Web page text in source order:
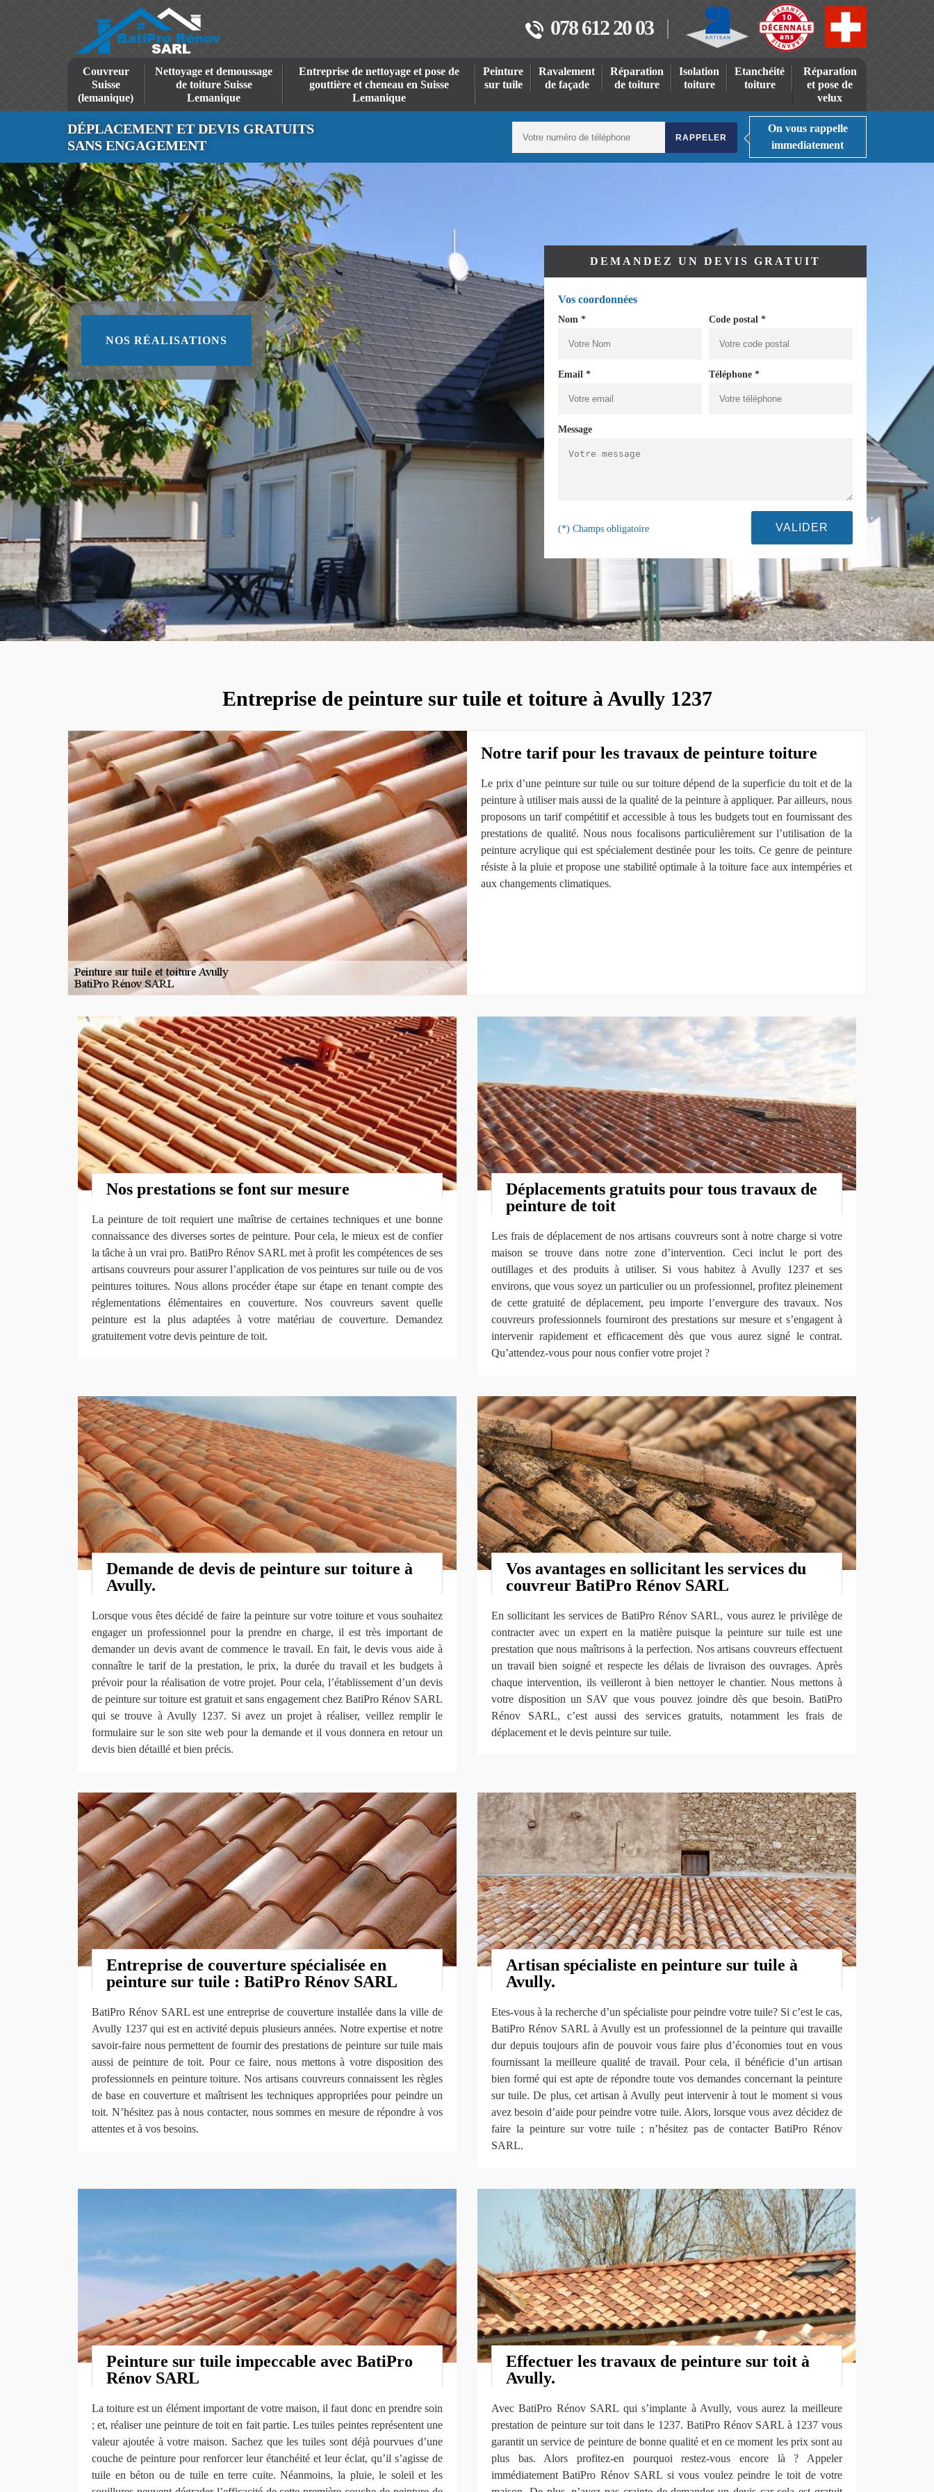
078 612 20 03
Couvreur
Suisse
(lemanique)
Nettoyage et demoussage
de toiture Suisse
Lemanique
Entreprise de nettoyage et pose de
gouttière et cheneau en Suisse
Lemanique
Peinture
sur tuile
Ravalement
de façade
Réparation
de toiture
Isolation
toiture
Etanchéité
toiture
Réparation
et pose de
velux
DÉPLACEMENT ET DEVIS GRATUITS
SANS ENGAGEMENT
On vous rappelle
immediatement
NOS RÉALISATIONS
DEMANDEZ UN DEVIS GRATUIT
Vos coordonnées
Nom * Code postal *
Email * Téléphone *
Message
(*) Champs obligatoire
Entreprise de peinture sur tuile et toiture à Avully 1237
Notre tarif pour les travaux de peinture toiture
Le prix d’une peinture sur tuile ou sur toiture dépend de la superficie du toit et de la
peinture à utiliser mais aussi de la qualité de la peinture à appliquer. Par ailleurs, nous
proposons un tarif compétitif et accessible à tous les budgets tout en fournissant des
prestations de qualité. Nous nous focalisons particulièrement sur l’utilisation de la
peinture acrylique qui est spécialement destinée pour les toits. Ce genre de peinture
résiste à la pluie et propose une stabilité optimale à la toiture face aux intempéries et
aux changements climatiques.
Nos prestations se font sur mesure
La peinture de toit requiert une maîtrise de certaines techniques et une bonne
connaissance des diverses sortes de peinture. Pour cela, le mieux est de confier
la tâche à un vrai pro. BatiPro Rénov SARL met à profit les compétences de ses
artisans couvreurs pour assurer l’application de vos peintures sur tuile ou de vos
peintures toitures. Nous allons procéder étape sur étape en tenant compte des
réglementations élémentaires en couverture. Nos couvreurs savent quelle
peinture est la plus adaptées à votre matériau de couverture. Demandez
gratuitement votre devis peinture de toit.
Déplacements gratuits pour tous travaux de
peinture de toit
Les frais de déplacement de nos artisans couvreurs sont à notre charge si votre
maison se trouve dans notre zone d’intervention. Ceci inclut le port des
outillages et des produits à utiliser. Si vous habitez à Avully 1237 et ses
environs, que vous soyez un particulier ou un professionnel, profitez pleinement
de cette gratuité de déplacement, peu importe l’envergure des travaux. Nos
couvreurs professionnels fourniront des prestations sur mesure et s’engagent à
intervenir rapidement et efficacement dès que vous aurez signé le contrat.
Qu’attendez-vous pour nous confier votre projet ?
Demande de devis de peinture sur toiture à
Avully.
Lorsque vous êtes décidé de faire la peinture sur votre toiture et vous souhaitez
engager un professionnel pour la prendre en charge, il est très important de
demander un devis avant de commence le travail. En fait, le devis vous aide à
connaître le tarif de la prestation, le prix, la durée du travail et les budgets à
prévoir pour la réalisation de votre projet. Pour cela, l’établissement d’un devis
de peinture sur toiture est gratuit et sans engagement chez BatiPro Rénov SARL
qui se trouve à Avully 1237. Si avez un projet à réaliser, veillez remplir le
formulaire sur le son site web pour la demande et il vous donnera en retour un
devis bien détaillé et bien précis.
Vos avantages en sollicitant les services du
couvreur BatiPro Rénov SARL
En sollicitant les services de BatiPro Rénov SARL, vous aurez le privilège de
contracter avec un expert en la matière puisque la peinture sur tuile est une
prestation que nous maîtrisons à la perfection. Nos artisans couvreurs effectuent
un travail bien soigné et respecte les délais de livraison des ouvrages. Après
chaque intervention, ils veilleront à bien nettoyer le chantier. Nous mettons à
votre disposition un SAV que vous pouvez joindre dès que besoin. BatiPro
Rénov SARL, c’est aussi des services gratuits, notamment les frais de
déplacement et le devis peinture sur tuile.
Entreprise de couverture spécialisée en
peinture sur tuile : BatiPro Rénov SARL
BatiPro Rénov SARL est une entreprise de couverture installée dans la ville de
Avully 1237 qui est en activité depuis plusieurs années. Notre expertise et notre
savoir-faire nous permettent de fournir des prestations de peinture sur tuile mais
aussi de peinture de toit. Pour ce faire, nous mettons à votre disposition des
professionnels en peinture toiture. Nos artisans couvreurs connaissent les règles
de base en couverture et maîtrisent les techniques appropriées pour peindre un
toit. N’hésitez pas à nous contacter, nous sommes en mesure de répondre à vos
attentes et à vos besoins.
Artisan spécialiste en peinture sur tuile à
Avully.
Etes-vous à la recherche d’un spécialiste pour peindre votre tuile? Si c’est le cas,
BatiPro Rénov SARL à Avully est un professionnel de la peinture qui travaille
dur depuis toujours afin de pouvoir vous faire plus d’économies tout en vous
fournissant la meilleure qualité de travail. Pour cela, il bénéficie d’un artisan
bien formé qui est apte de répondre toute vos demandes concernant la peinture
sur tuile. De plus, cet artisan à Avully peut intervenir à tout le moment si vous
avez besoin d’aide pour peindre votre tuile. Alors, lorsque vous avez décidez de
faire la peinture sur votre tuile ; n’hésitez pas de contacter BatiPro Rénov
SARL.
Peinture sur tuile impeccable avec BatiPro
Rénov SARL
La toiture est un élément important de votre maison, il faut donc en prendre soin
; et, réaliser une peinture de toit en fait partie. Les tuiles peintes représentent une
valeur ajoutée à votre maison. Sachez que les tuiles sont déjà pourvues d’une
couche de peinture pour renforcer leur étanchéité et leur éclat, qu’il s’agisse de
tuile en béton ou de tuile en terre cuite. Néanmoins, la pluie, le soleil et les
Effectuer les travaux de peinture sur toit à
Avully.
Avec BatiPro Rénov SARL qui s’implante à Avully, vous aurez la meilleure
prestation de peinture sur toit dans le 1237. BatiPro Rénov SARL à 1237 vous
garantit un service de peinture de bonne qualité et en ce moment les prix sont au
plus bas. Alors profitez-en pourquoi restez-vous encore là ? Appeler
immédiatement BatiPro Rénov SARL si vous voulez peindre le toit de votre